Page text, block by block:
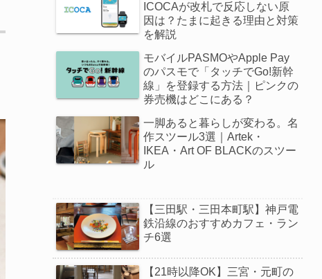
ICOCAが改札で反応しない原
因は？たまに起きる理由と対策
を解説
モバイルPASMOやApple Pay
のパスモで「タッチでGo!新幹
線」を登録する方法｜ピンクの
券売機はどこにある？
一脚あると暮らしが変わる。名
作スツール3選｜Artek・
IKEA・Art OF BLACKのスツー
ル
【三田駅・三田本町駅】神戸電
鉄沿線のおすすめカフェ・ラン
チ6選
【21時以降OK】三宮・元町の